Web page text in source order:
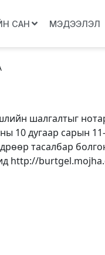
САН МЭДЭЭЛЭЛ
шалгалтыг
10 дугаар сарын
тасалбар
http://